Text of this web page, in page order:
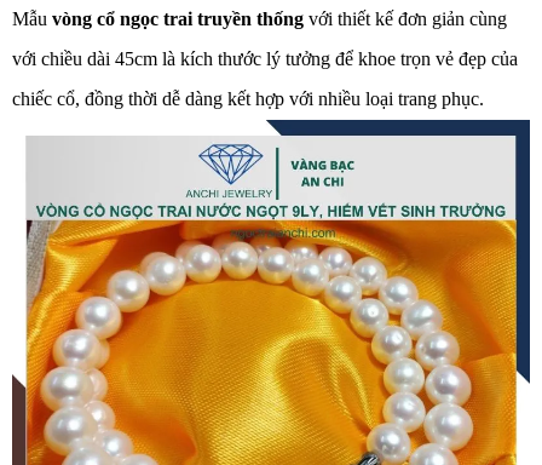
Mẫu vòng cổ ngọc trai truyền thống với thiết kế đơn giản cùng
với chiều dài 45cm là kích thước lý tưởng để khoe trọn vẻ đẹp của
chiếc cổ, đồng thời dễ dàng kết hợp với nhiều loại trang phục.